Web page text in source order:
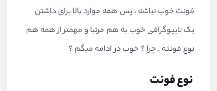
فونت خوب نباشه ، پس همه موارد بالا برای داشتن
یک تایپوگرافی خوب به هم مرتبا و مهمتر از همه هم
نوع فونته . چرا ؟ خوب در ادامه میگم ؟
نوع فونت